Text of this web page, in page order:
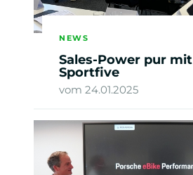
NEWS
Sales-Power pur mit
Sportfive
vom 24.01.2025